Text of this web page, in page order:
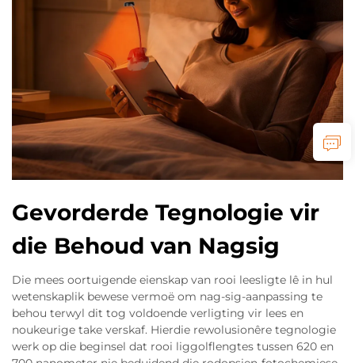
Gevorderde Tegnologie vir
die Behoud van Nagsig
Die mees oortuigende eienskap van rooi leesligte lê in hul
wetenskaplik bewese vermoë om nag-sig-aanpassing te
behou terwyl dit tog voldoende verligting vir lees en
noukeurige take verskaf. Hierdie rewolusionêre tegnologie
werk op die beginsel dat rooi liggolflengtes tussen 620 en